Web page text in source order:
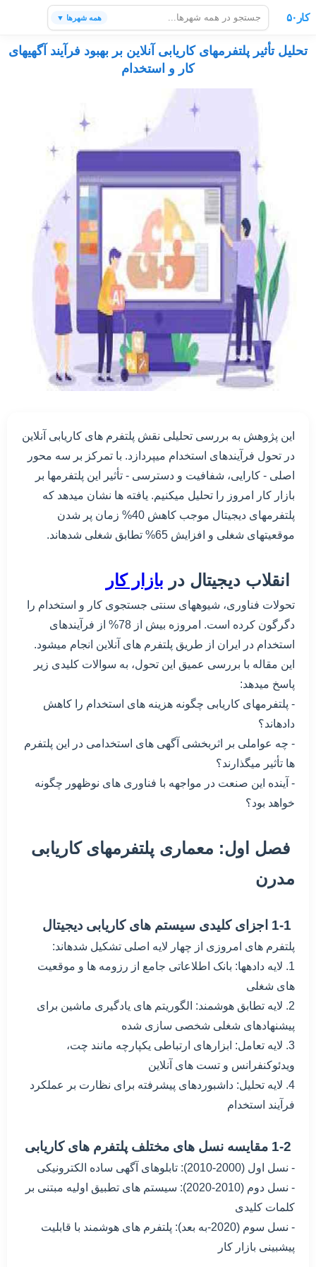
کار۵۰ همه شهرها ▼
تحلیل تأثیر پلتفرمهای کاریابی آنلاین بر بهبود فرآیند آگهیهای
کار و استخدام
این پژوهش به بررسی تحلیلی نقش پلتفرم های کاریابی آنلاین
در تحول فرآیندهای استخدام میپردازد. با تمرکز بر سه محور
اصلی - کارایی، شفافیت و دسترسی - تأثیر این پلتفرمها بر
بازار کار امروز را تحلیل میکنیم. یافته ها نشان میدهد که
پلتفرمهای دیجیتال موجب کاهش 40% زمان پر شدن
موقعیتهای شغلی و افزایش 65% تطابق شغلی شدهاند.
انقلاب دیجیتال در بازار کار
تحولات فناوری، شیوههای سنتی جستجوی کار و استخدام را
دگرگون کرده است. امروزه بیش از 78% از فرآیندهای
استخدام در ایران از طریق پلتفرم های آنلاین انجام میشود.
این مقاله با بررسی عمیق این تحول، به سوالات کلیدی زیر
پاسخ میدهد:
- پلتفرمهای کاریابی چگونه هزینه های استخدام را کاهش
دادهاند؟
- چه عواملی بر اثربخشی آگهی های استخدامی در این پلتفرم
ها تأثیر میگذارند؟
- آینده این صنعت در مواجهه با فناوری های نوظهور چگونه
خواهد بود؟
فصل اول: معماری پلتفرمهای کاریابی
مدرن
پلتفرم های امروزی از چهار لایه اصلی تشکیل شدهاند:
1. لایه دادهها: بانک اطلاعاتی جامع از رزومه ها و موقعیت
های شغلی
2. لایه تطابق هوشمند: الگوریتم های یادگیری ماشین برای
پیشنهادهای شغلی شخصی سازی شده
3. لایه تعامل: ابزارهای ارتباطی یکپارچه مانند چت،
ویدئوکنفرانس و تست های آنلاین
4. لایه تحلیل: داشبوردهای پیشرفته برای نظارت بر عملکرد
فرآیند استخدام
- نسل اول (2000-2010): تابلوهای آگهی ساده الکترونیکی
- نسل دوم (2010-2020): سیستم های تطبیق اولیه مبتنی بر
کلمات کلیدی
- نسل سوم (2020-به بعد): پلتفرم های هوشمند با قابلیت
پیشبینی بازار کار